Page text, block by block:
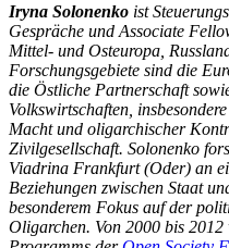
Iryna Solonenko ist
Gespräche und Associate
Mittel- und Osteuropa,
Forschungsgebiete sind die
die Östliche Partnerschaft
Volkswirtschaften,
Macht und oligarchischer
Zivilgesellschaft. Solonenko
Viadrina Frankfurt (Oder) an
Beziehungen zwischen Staat
besonderem Fokus auf der
Oligarchen. Von 2000 bis